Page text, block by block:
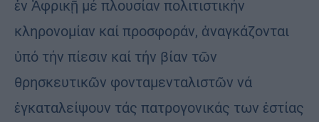
ἐν Ἀφρικῇ μέ πλουσίαν πολιτιστικήν
κληρονομίαν καί προσφοράν, ἀναγκάζονται
ὑπό τήν πίεσιν καί τήν βίαν τῶν
θρησκευτικῶν φονταμενταλιστῶν νά
ἐγκαταλείψουν τάς πατρογονικάς των ἑστίας